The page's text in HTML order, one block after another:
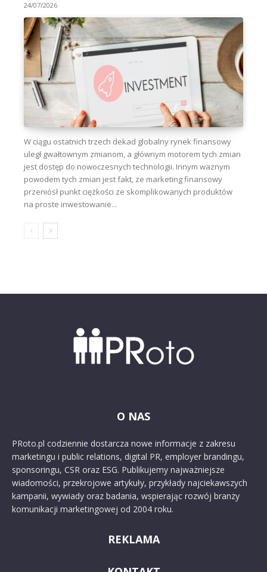
24/07/2026
W ciągu ostatnich trzech dekad globalny rynek finansowy
uległ gwałtownym zmianom, a głównym motorem tych zmian
jest dostęp do nowoczesnych technologii. Innym ważnym
powodem tych zmian jest fakt, że marketing finansowy
przeniósł punkt ciężkości ze skomplikowanych produktów
na proste inwestowanie...
O NAS
PRoto.pl codziennie dostarcza nowe informacje z zakresu
marketingu i public relations, digital PR, employer brandingu,
sponsoringu, CSR oraz ESG. Publikujemy najważniejsze
wiadomości, przekrojowe artykuły, przykłady najciekawszych
kampanii, wywiady oraz badania, wspierając rozwój branży
komunikacji marketingowej od 2004 roku.
REKLAMA